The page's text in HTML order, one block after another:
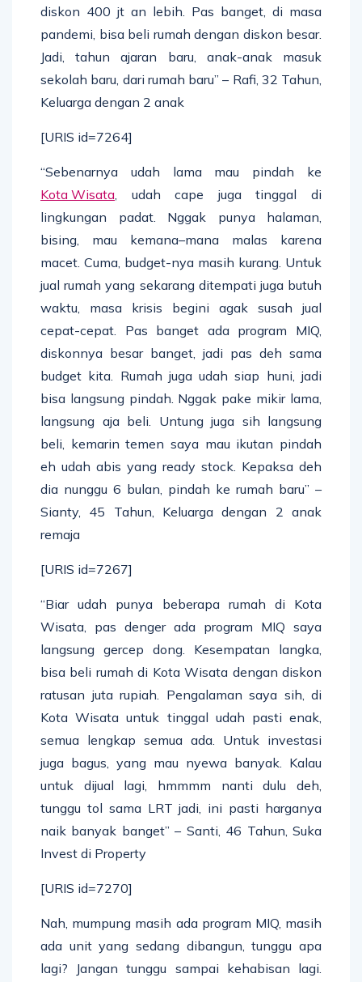
diskon 400 jt an lebih. Pas banget, di masa
pandemi, bisa beli rumah dengan diskon besar.
Jadi, tahun ajaran baru, anak-anak masuk
sekolah baru, dari rumah baru” – Rafi, 32 Tahun,
Keluarga dengan 2 anak
[URIS id=7264]
“Sebenarnya udah lama mau pindah ke
Kota Wisata, udah cape juga tinggal di
lingkungan padat. Nggak punya halaman,
bising, mau kemana–mana malas karena
macet. Cuma, budget-nya masih kurang. Untuk
jual rumah yang sekarang ditempati juga butuh
waktu, masa krisis begini agak susah jual
cepat-cepat. Pas banget ada program MIQ,
diskonnya besar banget, jadi pas deh sama
budget kita. Rumah juga udah siap huni, jadi
bisa langsung pindah. Nggak pake mikir lama,
langsung aja beli. Untung juga sih langsung
beli, kemarin temen saya mau ikutan pindah
eh udah abis yang ready stock. Kepaksa deh
dia nunggu 6 bulan, pindah ke rumah baru” –
Sianty, 45 Tahun, Keluarga dengan 2 anak
remaja
[URIS id=7267]
“Biar udah punya beberapa rumah di Kota
Wisata, pas denger ada program MIQ saya
langsung gercep dong. Kesempatan langka,
bisa beli rumah di Kota Wisata dengan diskon
ratusan juta rupiah. Pengalaman saya sih, di
Kota Wisata untuk tinggal udah pasti enak,
semua lengkap semua ada. Untuk investasi
juga bagus, yang mau nyewa banyak. Kalau
untuk dijual lagi, hmmmm nanti dulu deh,
tunggu tol sama LRT jadi, ini pasti harganya
naik banyak banget” – Santi, 46 Tahun, Suka
Invest di Property
[URIS id=7270]
Nah, mumpung masih ada program MIQ, masih
ada unit yang sedang dibangun, tunggu apa
lagi? Jangan tunggu sampai kehabisan lagi.